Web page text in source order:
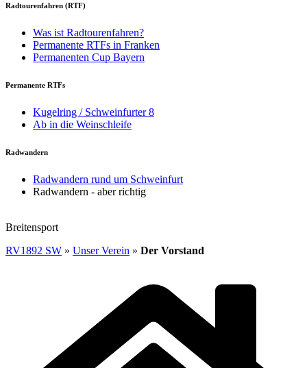
Radtourenfahren (RTF)
Was ist Radtourenfahren?
Permanente RTFs in Franken
Permanenten Cup Bayern
Permanente RTFs
Kugelring / Schweinfurter 8
Ab in die Weinschleife
Radwandern
Radwandern rund um Schweinfurt
Radwandern - aber richtig
Breitensport
RV1892 SW » Unser Verein » Der Vorstand